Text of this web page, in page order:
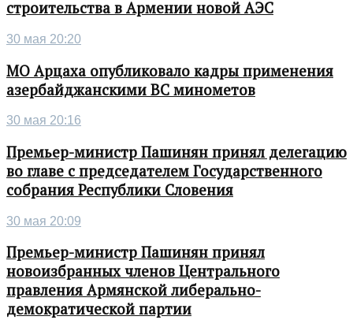
строительства в Армении новой АЭС
30 мая 20:20
МО Арцаха опубликовало кадры применения
азербайджанскими ВС минометов
30 мая 20:16
Премьер-министр Пашинян принял делегацию
во главе с председателем Государственного
собрания Республики Словения
30 мая 20:09
Премьер-министр Пашинян принял
новоизбранных членов Центрального
правления Армянской либерально-
демократической партии